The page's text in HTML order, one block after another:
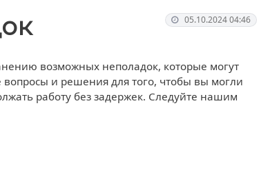
05.10.2024 04:46
возможных неполадок, которые могут
вопросы и решения для того, чтобы вы могли
работу без задержек. Следуйте нашим